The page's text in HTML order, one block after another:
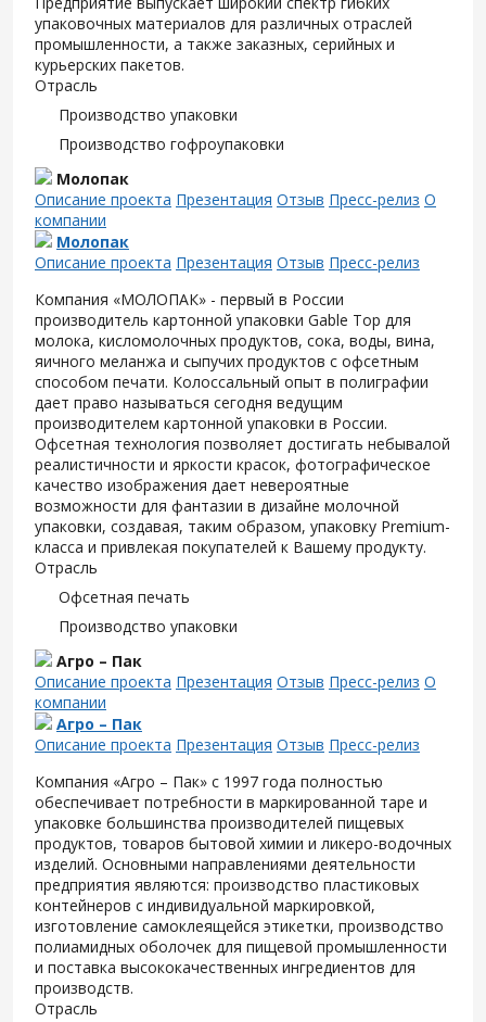
упаковочных материалов для различных отраслей
промышленности, а также заказных, серийных и
курьерских пакетов.
Отрасль
Производство упаковки
Производство гофроупаковки
Молопак
Описание проекта Презентация Отзыв Пресс-релиз О
компании
Молопак
Описание проекта Презентация Отзыв Пресс-релиз
Компания «МОЛОПАК» - первый в России
производитель картонной упаковки Gable Top для
молока, кисломолочных продуктов, сока, воды, вина,
яичного меланжа и сыпучих продуктов с офсетным
способом печати. Колоссальный опыт в полиграфии
дает право называться сегодня ведущим
производителем картонной упаковки в России.
Офсетная технология позволяет достигать небывалой
реалистичности и яркости красок, фотографическое
качество изображения дает невероятные
возможности для фантазии в дизайне молочной
упаковки, создавая, таким образом, упаковку Premium-
класса и привлекая покупателей к Вашему продукту.
Отрасль
Офсетная печать
Производство упаковки
Агро – Пак
Описание проекта Презентация Отзыв Пресс-релиз О
компании
Агро – Пак
Описание проекта Презентация Отзыв Пресс-релиз
Компания «Агро – Пак» с 1997 года полностью
обеспечивает потребности в маркированной таре и
упаковке большинства производителей пищевых
продуктов, товаров бытовой химии и ликеро-водочных
изделий. Основными направлениями деятельности
предприятия являются: производство пластиковых
контейнеров с индивидуальной маркировкой,
изготовление самоклеящейся этикетки, производство
полиамидных оболочек для пищевой промышленности
и поставка высококачественных ингредиентов для
производств.
Отрасль